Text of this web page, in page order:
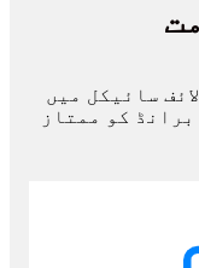
سائیکل میں
کو ممتاز